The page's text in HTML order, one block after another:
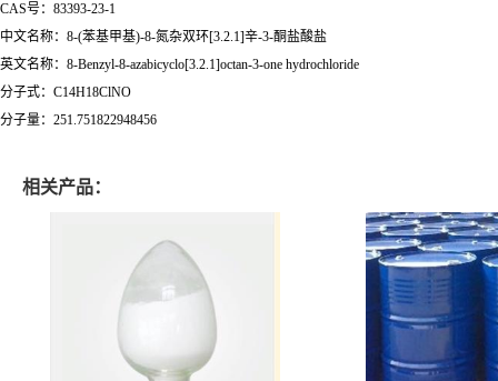
CAS号：83393-23-1
中文名称：8-(苯基甲基)-8-氮杂双环[3.2.1]辛-3-酮盐酸盐
英文名称：8-Benzyl-8-azabicyclo[3.2.1]octan-3-one hydrochloride
分子式：C14H18ClNO
分子量：251.751822948456
相关产品：